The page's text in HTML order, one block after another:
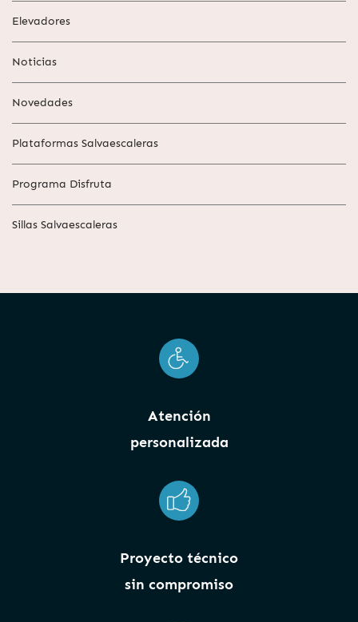
Elevadores
Noticias
Novedades
Plataformas Salvaescaleras
Programa Disfruta
Sillas Salvaescaleras
Atención
personalizada
Proyecto técnico
sin compromiso